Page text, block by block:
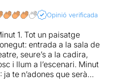
Opinió verificada
1. Tot un paisatge
entrada a la sala de
seure’s a la cadira,
i llum a l’escenari. Minut
ja te n’adones que serà